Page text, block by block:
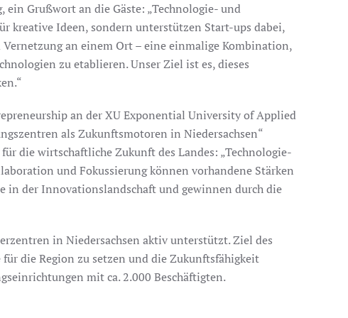
Grußwort an die Gäste: „Technologie- und
kreative Ideen, sondern unterstützen Start-ups dabei,
an einem Ort – eine einmalige Kombination,
zu etablieren. Unser Ziel ist es, dieses
an der XU Exponential University of Applied
als Zukunftsmotoren in Niedersachsen“
die wirtschaftliche Zukunft des Landes: „Technologie-
und Fokussierung können vorhandene Stärken
in der Innovationslandschaft und gewinnen durch die
in Niedersachsen aktiv unterstützt. Ziel des
die Region zu setzen und die Zukunftsfähigkeit
mit ca. 2.000 Beschäftigten.